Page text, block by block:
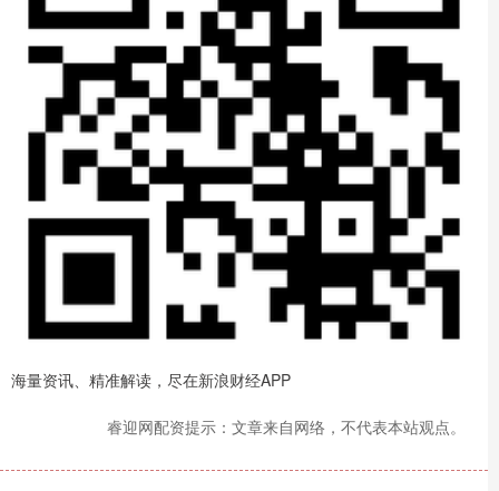
海量资讯、精准解读，尽在新浪财经APP
睿迎网配资提示：文章来自网络，不代表本站观点。